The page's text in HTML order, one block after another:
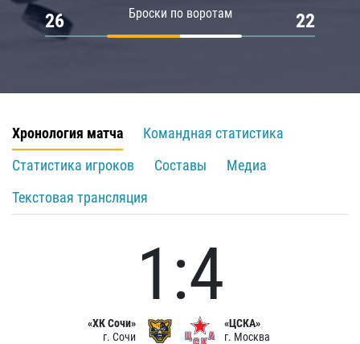
Броски по воротам
26 22
Хронология матча
Командная статистика
Статистика игроков
Составы
Медиа
Текстовая трансляция
«ХК Сочи»
г. Сочи
1:4
«ЦСКА»
г. Москва